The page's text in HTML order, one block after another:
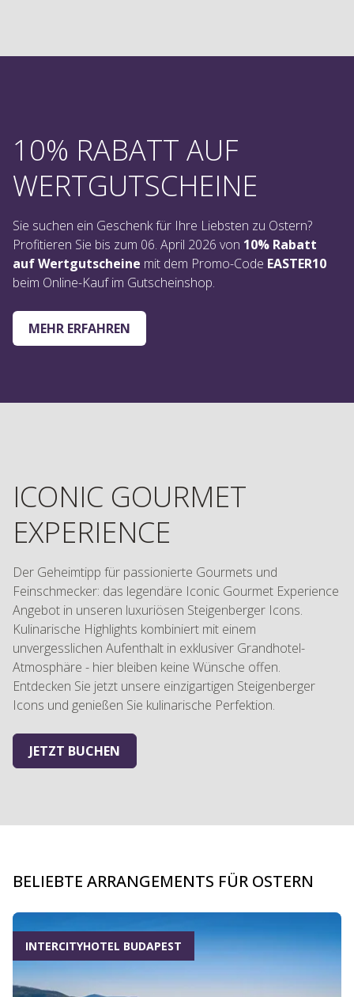
10% RABATT AUF
WERTGUTSCHEINE
Sie suchen ein Geschenk für Ihre Liebsten zu Ostern?
Profitieren Sie bis zum 06. April 2026 von 10% Rabatt
auf Wertgutscheine mit dem Promo-Code EASTER10
beim Online-Kauf im Gutscheinshop.
MEHR ERFAHREN
ICONIC GOURMET
EXPERIENCE
Der Geheimtipp für passionierte Gourmets und
Feinschmecker: das legendäre Iconic Gourmet Experience
Angebot in unseren luxuriösen Steigenberger Icons.
Kulinarische Highlights kombiniert mit einem
unvergesslichen Aufenthalt in exklusiver Grandhotel-
Atmosphäre - hier bleiben keine Wünsche offen.
Entdecken Sie jetzt unsere einzigartigen Steigenberger
Icons und genießen Sie kulinarische Perfektion.
JETZT BUCHEN
BELIEBTE ARRANGEMENTS FÜR OSTERN
INTERCITYHOTEL BUDAPEST